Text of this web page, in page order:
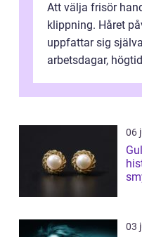
Att välja frisör
klippning. Håret
uppfattar sig
arbetsdagar,
06
03